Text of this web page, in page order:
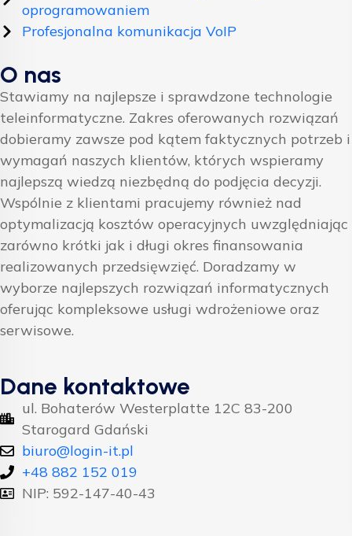
oprogramowaniem
Profesjonalna komunikacja VoIP
O nas
Stawiamy na najlepsze i sprawdzone technologie
teleinformatyczne. Zakres oferowanych rozwiązań
dobieramy zawsze pod kątem faktycznych potrzeb i
wymagań naszych klientów, których wspieramy
najlepszą wiedzą niezbędną do podjęcia decyzji.
Wspólnie z klientami pracujemy również nad
optymalizacją kosztów operacyjnych uwzględniając
zarówno krótki jak i długi okres finansowania
realizowanych przedsięwzięć. Doradzamy w
wyborze najlepszych rozwiązań informatycznych
oferując kompleksowe usługi wdrożeniowe oraz
serwisowe.
Dane kontaktowe
ul. Bohaterów Westerplatte 12C 83-200
Starogard Gdański
biuro@login-it.pl
+48 882 152 019
NIP: 592-147-40-43